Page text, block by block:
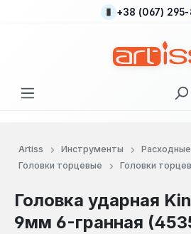
Перейти к основному+38 (067) 295-
Artiss Инструменты
Головки торцевые
Головки
Головка ударная
9мм 6-гранная